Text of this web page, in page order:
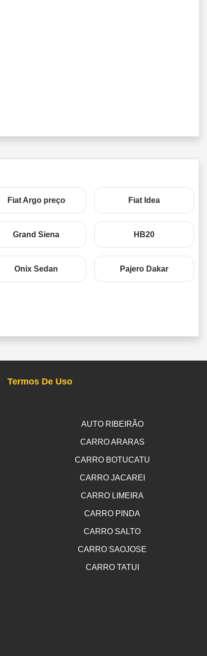
Fiat Argo preço Fiat Idea
Grand Siena HB20
Onix Sedan Pajero Dakar
Termos De Uso
AUTO RIBEIRÃO
CARRO ARARAS
CARRO BOTUCATU
CARRO JACAREI
CARRO LIMEIRA
CARRO PINDA
CARRO SALTO
CARRO SAOJOSE
CARRO TATUI